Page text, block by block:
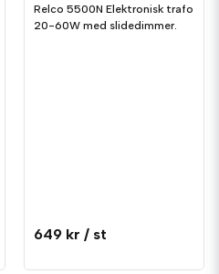
Relco 5500N Elektronisk trafo
20-60W med slidedimmer.
649 kr / st